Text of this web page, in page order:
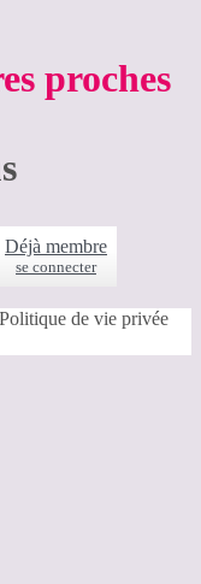
proches
Déjà membre
se connecter
de vie privée